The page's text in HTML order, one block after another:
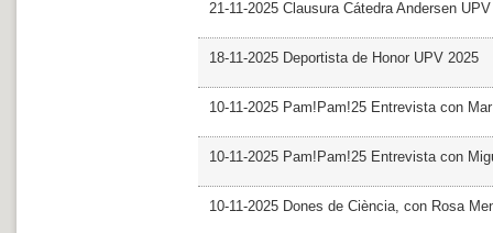
21-11-2025 Clausura Cátedra Andersen UPV
18-11-2025 Deportista de Honor UPV 2025
10-11-2025 Pam!Pam!25 Entrevista con
10-11-2025 Pam!Pam!25 Entrevista con
10-11-2025 Dones de Ciència, con Rosa